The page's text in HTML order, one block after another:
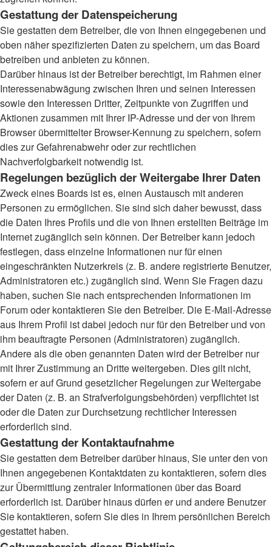
Gestattung der Datenspeicherung
Sie gestatten dem Betreiber, die von Ihnen eingegebenen und
oben näher spezifizierten Daten zu speichern, um das Board
betreiben und anbieten zu können.
Darüber hinaus ist der Betreiber berechtigt, im Rahmen einer
Interessenabwägung zwischen Ihren und seinen Interessen
sowie den Interessen Dritter, Zeitpunkte von Zugriffen und
Aktionen zusammen mit Ihrer IP-Adresse und der von Ihrem
Browser übermittelter Browser-Kennung zu speichern, sofern
dies zur Gefahrenabwehr oder zur rechtlichen
Nachverfolgbarkeit notwendig ist.
Regelungen bezüglich der Weitergabe Ihrer Daten
Zweck eines Boards ist es, einen Austausch mit anderen
Personen zu ermöglichen. Sie sind sich daher bewusst, dass
die Daten Ihres Profils und die von Ihnen erstellten Beiträge im
Internet zugänglich sein können. Der Betreiber kann jedoch
festlegen, dass einzelne Informationen nur für einen
eingeschränkten Nutzerkreis (z. B. andere registrierte Benutzer,
Administratoren etc.) zugänglich sind. Wenn Sie Fragen dazu
haben, suchen Sie nach entsprechenden Informationen im
Forum oder kontaktieren Sie den Betreiber. Die E-Mail-Adresse
aus Ihrem Profil ist dabei jedoch nur für den Betreiber und von
ihm beauftragte Personen (Administratoren) zugänglich.
Andere als die oben genannten Daten wird der Betreiber nur
mit Ihrer Zustimmung an Dritte weitergeben. Dies gilt nicht,
sofern er auf Grund gesetzlicher Regelungen zur Weitergabe
der Daten (z. B. an Strafverfolgungsbehörden) verpflichtet ist
oder die Daten zur Durchsetzung rechtlicher Interessen
erforderlich sind.
Gestattung der Kontaktaufnahme
Sie gestatten dem Betreiber darüber hinaus, Sie unter den von
Ihnen angegebenen Kontaktdaten zu kontaktieren, sofern dies
zur Übermittlung zentraler Informationen über das Board
erforderlich ist. Darüber hinaus dürfen er und andere Benutzer
Sie kontaktieren, sofern Sie dies in Ihrem persönlichen Bereich
gestattet haben.